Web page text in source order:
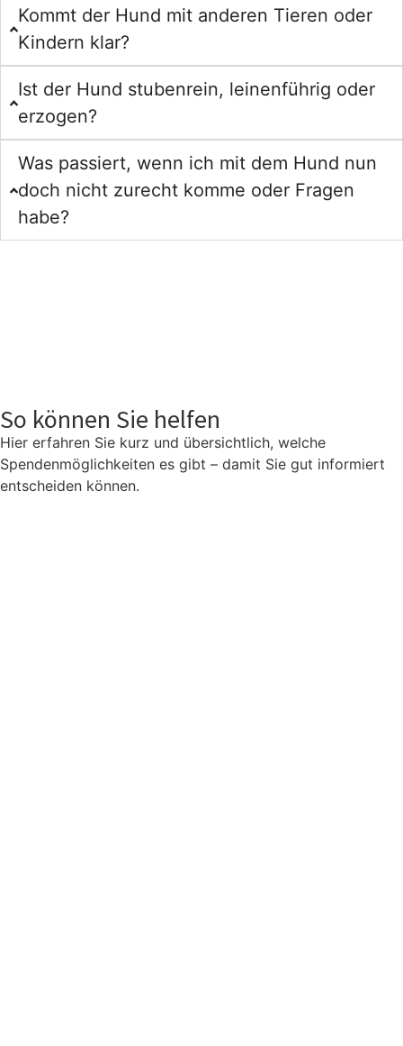
Kommt der Hund mit anderen Tieren oder
Kindern klar?
Ist der Hund stubenrein, leinenführig oder
erzogen?
Was passiert, wenn ich mit dem Hund nun
doch nicht zurecht komme oder Fragen
habe?
So können Sie helfen
Hier erfahren Sie kurz und übersichtlich, welche
Spendenmöglichkeiten es gibt – damit Sie gut informiert
entscheiden können.